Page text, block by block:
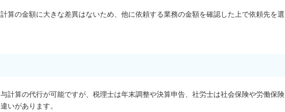
算の金額に大きな差異はないため、他に依頼する業務の金額を確認した上で依頼先を選
計算の代行が可能ですが、税理士は年末調整や決算申告、社労士は社会保険や労働保険
いがあります。